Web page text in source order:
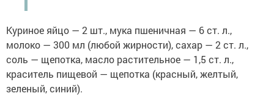
Куриное яйцо — 2 шт., мука пшеничная — 6 ст. л.,
молоко — 300 мл (любой жирности), сахар — 2 ст. л.,
соль — щепотка, масло растительное — 1,5 ст. л.,
краситель пищевой — щепотка (красный, желтый,
зеленый, синий).